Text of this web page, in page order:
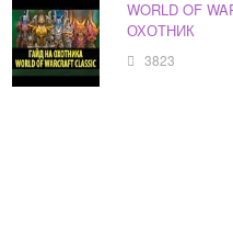
WORLD OF
ОХОТНИК
3823